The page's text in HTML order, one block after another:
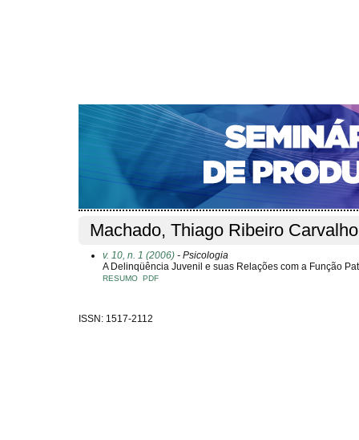
CAPA SOBRE ACESSO
NOTÍCIAS
PORTAL DE REVISTAS DA UNIFACS
Pesquisa > Perfil do autor
Perfil do autor
Machado, Thiago Ribeiro Carvalho
v. 10, n. 1 (2006) - Psicologia
A Delinqüência Juvenil e suas Relações com a Função
RESUMO PDF
ISSN: 1517-2112